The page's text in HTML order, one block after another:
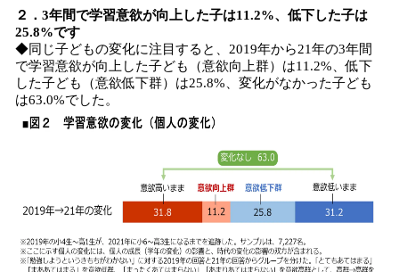
２．3年間で学習意欲が向上した子は11.2%、低下した子は
25.8%です
◆同じ子どもの変化に注目すると、2019年から21年の3年間
で学習意欲が向上した子ども（意欲向上群）は11.2%、低下
した子ども（意欲低下群）は25.8%、変化がなかった子ども
は63.0%でした。